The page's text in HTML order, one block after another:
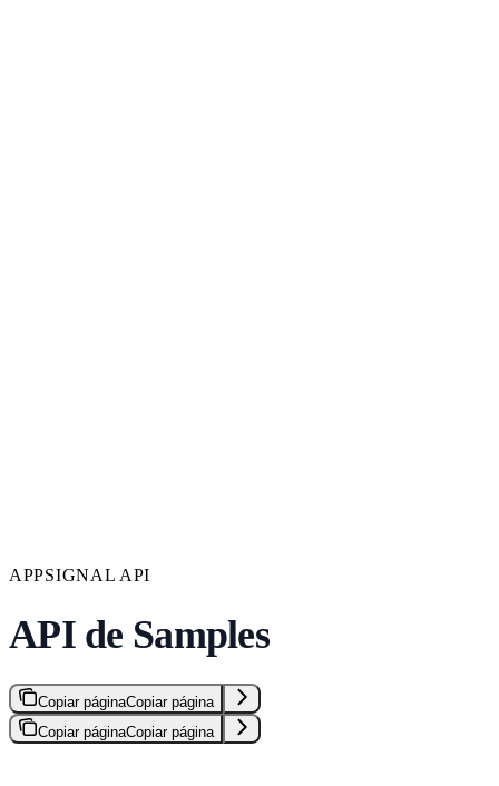
APPSIGNAL API
API de Samples
Copiar páginaCopiar página
Copiar páginaCopiar página